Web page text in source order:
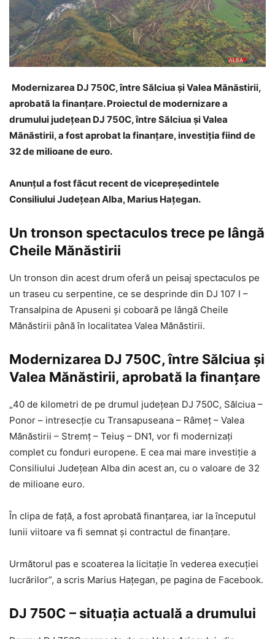
Modernizarea DJ 750C, între Sălciua și Valea Mănăstirii,
aprobată la finanțare. Proiectul de modernizare a
drumului județean DJ 750C, între Sălciua și Valea
Mănăstirii, a fost aprobat la finanțare, investiția fiind de
32 de milioane de euro.
Anunțul a fost făcut recent de vicepreședintele
Consiliului Județean Alba, Marius Hațegan.
Un tronson spectaculos trece pe lângă
Cheile Mănăstirii
Un tronson din acest drum oferă un peisaj spectaculos pe
un traseu cu serpentine, ce se desprinde din DJ 107 I –
Transalpina de Apuseni și coboară pe lângă Cheile
Mănăstirii până în localitatea Valea Mănăstirii.
Modernizarea DJ 750C, între Sălciua și
Valea Mănăstirii, aprobată la finanțare
„40 de kilometri de pe drumul județean DJ 750C, Sălciua –
Ponor – intresecție cu Transapuseana – Râmeț – Valea
Mănăstirii – Stremț – Teiuș – DN1, vor fi modernizați
complet cu fonduri europene. E cea mai mare investiție a
Consiliului Județean Alba din acest an, cu o valoare de 32
de milioane euro.
În clipa de față, a fost aprobată finanțarea, iar la începutul
lunii viitoare va fi semnat și contractul de finanțare.
Următorul pas e scoaterea la licitație în vederea execuției
lucrărilor”, a scris Marius Hațegan, pe pagina de Facebook.
DJ 750C – situația actuală a drumului